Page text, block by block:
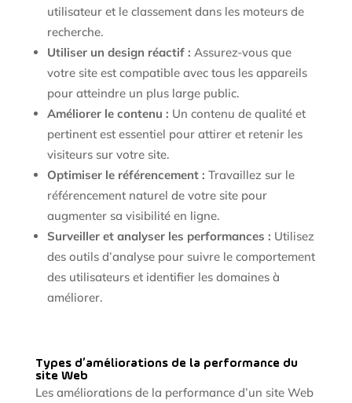
utilisateur et le classement dans les moteurs de
recherche.
Utiliser un design réactif : Assurez-vous que
votre site est compatible avec tous les appareils
pour atteindre un plus large public.
Améliorer le contenu : Un contenu de qualité et
pertinent est essentiel pour attirer et retenir les
visiteurs sur votre site.
Optimiser le référencement : Travaillez sur le
référencement naturel de votre site pour
augmenter sa visibilité en ligne.
Surveiller et analyser les performances : Utilisez
des outils d’analyse pour suivre le comportement
des utilisateurs et identifier les domaines à
améliorer.
Types d’améliorations de la performance du
site Web
Les améliorations de la performance d’un site Web